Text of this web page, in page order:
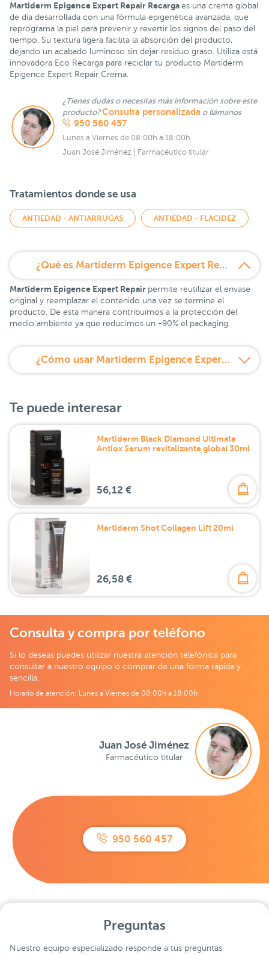
Martiderm Epigence Expert Repair Recarga es una crema global
de día desarrollada con una fórmula epigenética avanzada, que
reprograma la piel para prevenir y revertir los signos del paso del
tiempo. Su textura ligera facilita la absorción del producto,
dejando un acabado luminoso sin dejar residuo graso. Utiliza está
innovadora Eco Recarga para reciclar tu producto Martiderm
Epigence Expert Repair Crema.
¿Tienes dudas o necesitas más información sobre este
producto?Consulta personalizada o llámanos
950 560 457
Lunes a Viernes de 08:00h a 18:00h
Juan José Jiménez | Farmacéutico titular
Tratamientos donde se usa
ANTIEDAD - ANTIARRUGAS ANTIEDAD - FLACIDEZ
¿Qué es Martiderm Epigence Expert Repair Recarga?
Martiderm Epigence Expert Repair permite reutilizar el envase
original y reemplazar el contenido una vez se termine el
producto. De esta manera contribuimos a la protección del
medio ambiente ya que reducimos un -90% el packaging.
¿Cómo usar Martiderm Epigence Expert Repair Recarga?
Te puede interesar
Martiderm Black Diamond Ultimate
Antiox Serum revitalizante global 30ml
56,12 €
Martiderm Shot Collagen Lift 20ml
26,58 €
Consulta y compra por teléfono
Si lo deseas puedes utilizar nuestra atención telefónica para
consultar a nuestro equipo o comprar de una forma rápida y
sencilla.
Horario de atención: Lunes a Viernes de 08:00h a 18:00h
950 560 457
Juan José Jiménez
Farmacéutico titular
Preguntas
Nuestro equipo especializado responde a tus preguntas